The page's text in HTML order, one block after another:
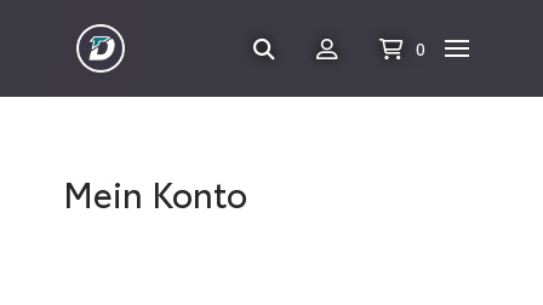
0
Mein Konto